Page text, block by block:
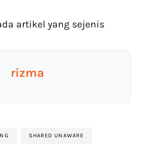
artikel yang sejenis
rizma
SHARED UNAWARE